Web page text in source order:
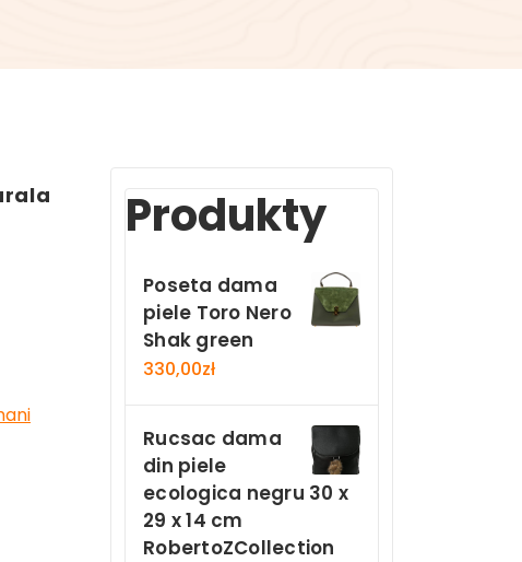
Produkty
Poseta dama
piele Toro Nero
Shak green
330,00zł
Rucsac dama
din piele
ecologica negru 30 x
29 x 14 cm
RobertoZCollection